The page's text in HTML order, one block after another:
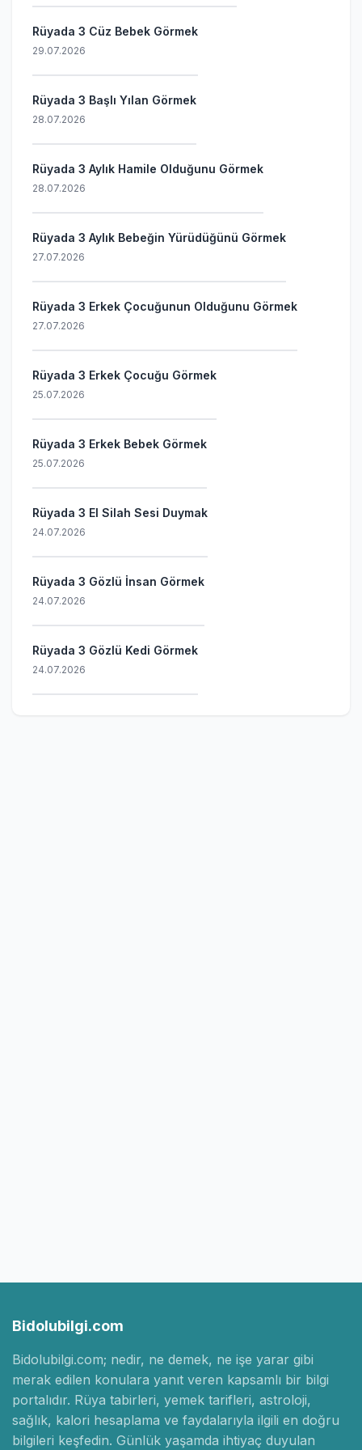
Rüyada 3 Cüz Bebek Görmek
29.07.2026
Rüyada 3 Başlı Yılan Görmek
28.07.2026
Rüyada 3 Aylık Hamile Olduğunu Görmek
28.07.2026
Rüyada 3 Aylık Bebeğin Yürüdüğünü Görmek
27.07.2026
Rüyada 3 Erkek Çocuğunun Olduğunu Görmek
27.07.2026
Rüyada 3 Erkek Çocuğu Görmek
25.07.2026
Rüyada 3 Erkek Bebek Görmek
25.07.2026
Rüyada 3 El Silah Sesi Duymak
24.07.2026
Rüyada 3 Gözlü İnsan Görmek
24.07.2026
Rüyada 3 Gözlü Kedi Görmek
24.07.2026
Bidolubilgi.com
Bidolubilgi.com; nedir, ne demek, ne işe yarar gibi
merak edilen konulara yanıt veren kapsamlı bir bilgi
portalıdır. Rüya tabirleri, yemek tarifleri, astroloji,
sağlık, kalori hesaplama ve faydalarıyla ilgili en doğru
bilgileri keşfedin. Günlük yaşamda ihtiyaç duyulan